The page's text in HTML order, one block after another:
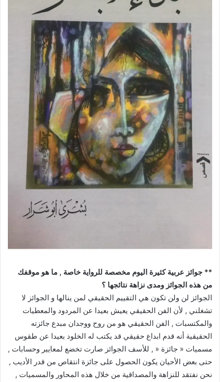
** جوائز عربية كثيرة اليوم مخصصة للرواية خاصة , ما هو موقفك
من هذه الجوائز ومدى نزاهة نتائجها ؟
الجوائز لن ولن تكون هي التقييم الحقيقي لمن ينالها و الجوائز لا
تشغلني , لأن الفن الحقيقي يعيش بعيدا عن المردود والمعطيات
والمكتسبات , الفن الحقيقي هو من روح ووجدان مبدع جائزته
الحقيقية أنه قدم ابداع حقيقي قد يكتب له الخلود بعيدا عن طقوس
مسميات « جائزة « , للأسف الجوائز صارت تخضع لمعايير وحسابات ,
حتى بعض الأحيان يكون الحصول على جائزة انتقاص من قدر الأديب ,
نحن نفتقد للنزاهة والمصداقية من خلال هذه المحاور والمسميات ,